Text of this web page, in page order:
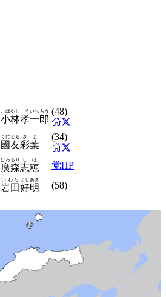
小林
こばやし
孝一郎
こういちろう (48)
國友
くにとも
彩葉
さよ (34)
廣森
ひろもり
志穂
しほ
党HP
岩田
いわた
好明
よしあき
(58)